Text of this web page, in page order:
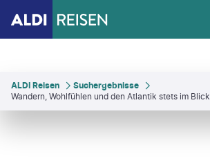
ALDI Reisen
Suchergebnisse
Wandern, Wohlfühlen und den Atlantik stets im Blick